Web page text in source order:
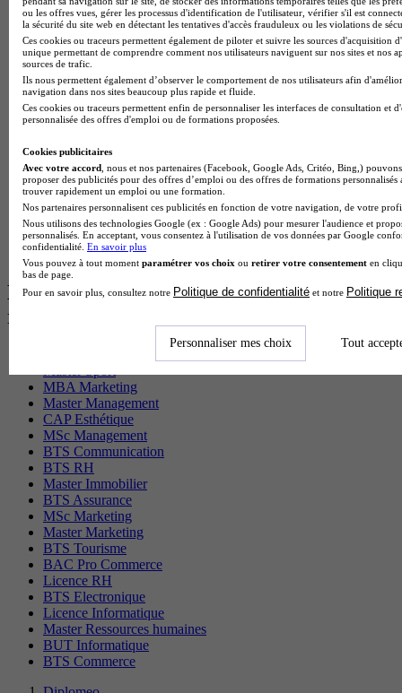
BTS Sp3s en alternance
Master CCA en alternance
BTS Ndrc en alternance
BTS Sam en alternance
Cap Fleuriste en alternance
BTS Sio en alternance
MSc Marketing Digital en alternance
BTS Gpme en alternance
BTS Gpn en alternance
BTS Domotique en alternance
BAC Pro Agora en alternance
BTS Sta en alternance
BTS Iris en alternance
BTS Tpl en alternance
BTS Ati en alternance
Les diplômes par filière les plus
recherchés
MBA Marketing
Master Management
CAP Esthétique
MSc Management
BTS Communication
BTS RH
Master Immobilier
BTS Assurance
MSc Marketing
Master Marketing
BTS Tourisme
BAC Pro Commerce
Licence RH
BTS Electronique
Licence Informatique
Master Ressources humaines
BUT Informatique
BTS Commerce
ou les offres vues, gérer les processus d'identification de l'utilisateur, vérifier s'il est
la sécurité du site web en détectant les tentatives d'accès frauduleux ou les violations de
Ces cookies ou traceurs permettent également de piloter et suivre les sources d'acquisition
unique permettant de comprendre comment nos utilisateurs naviguent sur nos sites et nos
sources de trafic.
Ils nous permettent également d’observer le comportement de nos utilisateurs afin
navigation dans nos sites beaucoup plus rapide et fluide.
Ces cookies ou traceurs permettent enfin de personnaliser les interfaces de consultation et
personnalisée des offres d'emploi ou de formations proposées.
Cookies publicitaires
Avec votre accord , nous et nos partenaires (Facebook, Google Ads, Critéo, Bing,)
proposer des publicités pour des offres d’emploi ou des offres de formations
trouver rapidement un emploi ou une formation.
Nos partenaires personnalisent ces publicités en fonction de votre navigation, de votre
Nous utilisons des technologies Google (ex : Google Ads) pour mesurer l'audience et
personnalisés. En acceptant, vous consentez à l'utilisation de vos données par Google
confidentialité. En savoir plus
Vous pouvez à tout moment paramétrer vos choix ou retirer votre consentement en
bas de page.
Pour en savoir plus, consultez notre Politique de confidentialité et notre Politique
Personnaliser mes choix Tout